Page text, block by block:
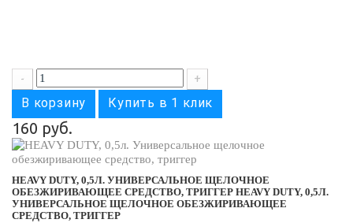
- +
В корзину Купить в 1 клик
160 руб.
HEAVY DUTY, 0,5Л. УНИВЕРСАЛЬНОЕ ЩЕЛОЧНОЕ
ОБЕЗЖИРИВАЮЩЕЕ СРЕДСТВО, ТРИГГЕР HEAVY DUTY, 0,5Л.
УНИВЕРСАЛЬНОЕ ЩЕЛОЧНОЕ ОБЕЗЖИРИВАЮЩЕЕ
СРЕДСТВО, ТРИГГЕР